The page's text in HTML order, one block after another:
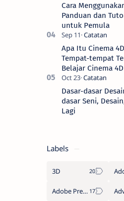
Cara
Panduan dan
untuk Pemula
Apa Itu Cinema
Tempat-tempat
Belajar Cinema 4D
Dasar-dasar
dasar Seni,
Lagi
Labels
3D
Adobe Premiere Pro